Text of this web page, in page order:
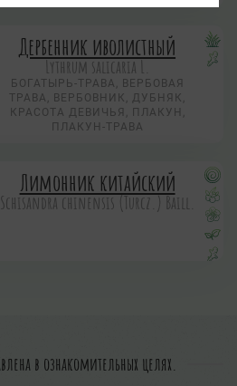
Дербенник иволистный
Lythrum salicaria L.
БОГАТЫРЬ-ТРАВА, ВЕРБОВАЯ
ТРАВА, ВЕРБОВНИК, ДУБНЯК,
КРАСОТА ДЕВИЧЬЯ, ПЛАКУН,
ПЛАКУН-ТРАВА
Лимонник китайский
Schisandra chinensis (Turcz.) Baill.
в ознакомительных целях.